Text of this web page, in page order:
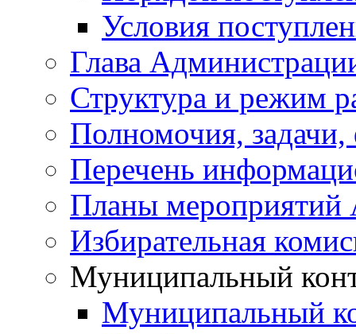
Условия
Глава
Структура и режим
Полномочия,
Перечень
Планы мероприятий
Избирательная
Муниципальный
Муниципальный